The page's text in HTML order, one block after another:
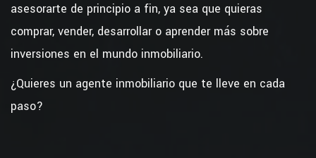
asesorarte de principio a fin, ya sea que quieras
comprar, vender, desarrollar o aprender más sobre
inversiones en el mundo inmobiliario.
¿Quieres un agente inmobiliario que te lleve en cada
paso?